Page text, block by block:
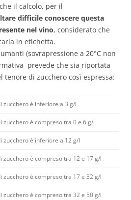
il calcolo, per il
difficile conoscere questa
nel vino, considerato che
in etichetta.
(sovrapressione a 20°C non
prevede che sia riportata
tenore di zucchero così espressa:
zucchero è inferiore a 3 g/l
zucchero è compreso tra 0 e 6 g/l
zucchero è inferiore a 12 g/l
zucchero è compreso tra 12 e 17 g/l
zucchero è compreso tra 17 e 32 g/l
zucchero è compreso tra 32 e 50 g/l